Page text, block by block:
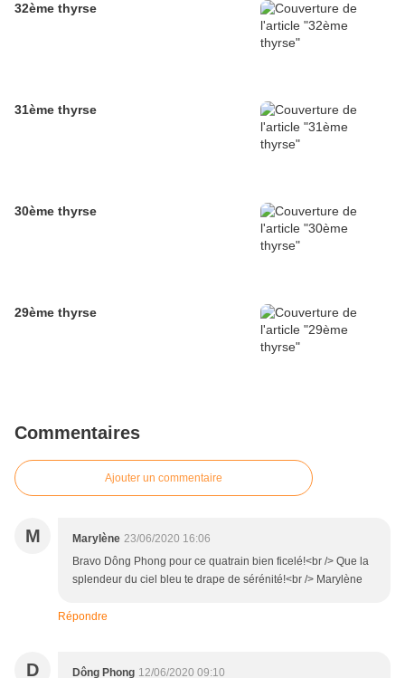
32ème thyrse
31ème thyrse
30ème thyrse
29ème thyrse
Commentaires
Ajouter un commentaire
M Marylène 23/06/2020 16:06
Bravo Dông Phong pour ce quatrain bien ficelé!<br /> Que la
splendeur du ciel bleu te drape de sérénité!<br /> Marylène
Répondre
D Dông Phong 12/06/2020 09:10